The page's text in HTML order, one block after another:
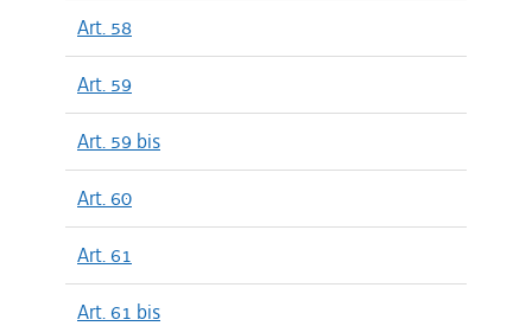
Art. 58
Art. 59
Art. 59 bis
Art. 60
Art. 61
Art. 61 bis